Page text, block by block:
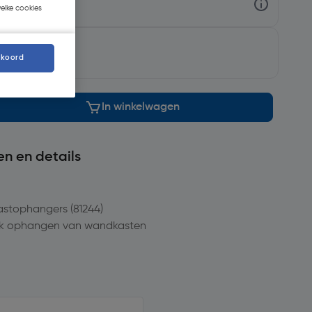
opdinsdag
In winkelwagen
en details
(81244)
ophangen van wandkasten
cookies